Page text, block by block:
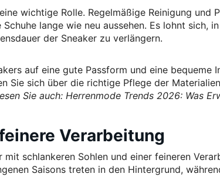
wichtige Rolle. Regelmäßige Reinigung und
lange wie neu aussehen. Es lohnt sich,
der Sneaker zu verlängern.
auf eine gute Passform und eine bequeme
Sie sich über die richtige Pflege der
Sie auch: Herrenmode Trends 2026: Was
Verarbeitung
schlankeren Sohlen und einer feineren
Saisons treten in den Hintergrund,